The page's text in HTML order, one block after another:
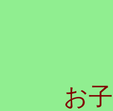
お子